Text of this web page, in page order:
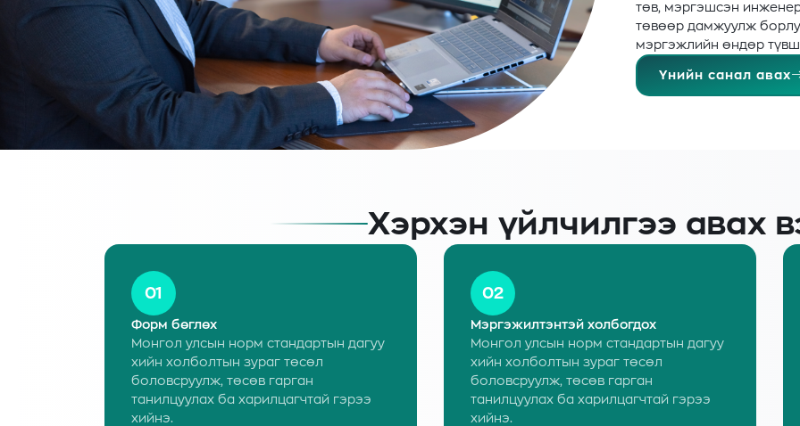
төв, мэргэшсэн
төвөөр дамжуулж
мэргэжлийн өндөр
Үнийн санал авах
Хэрхэн үйлчилгээ авах
01
Форм бөглөх
Монгол улсын норм стандартын дагуу
хийн холболтын зураг төсөл
боловсруулж, төсөв гарган
танилцуулах ба харилцагчтай гэрээ
хийнэ.
02
Мэргэжилтэнтэй холбогдох
Монгол улсын норм стандартын дагуу
хийн холболтын зураг төсөл
боловсруулж, төсөв гарган
танилцуулах ба харилцагчтай гэрээ
хийнэ.